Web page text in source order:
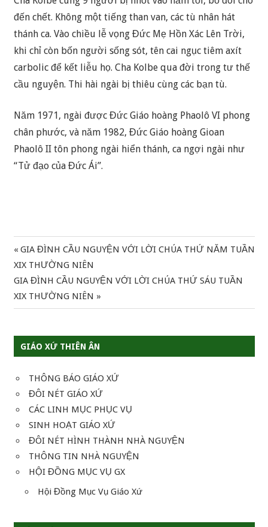
GIÁO XỨ THIÊN ÂN
THÔNG BÁO GIÁO XỨ
ĐÔI NÉT GIÁO XỨ
CÁC LINH MỤC PHỤC VỤ
SINH HOẠT GIÁO XỨ
ĐÔI NÉT HÌNH THÀNH NHÀ NGUYỆN
THÔNG TIN NHÀ NGUYỆN
HỘI ĐỒNG MỤC VỤ GX
Hội Đồng Mục Vụ Giáo Xứ
đến chết. Không một tiếng than van, các tù nhân hát
thánh ca. Vào chiều lễ vọng Đức Mẹ Hồn Xác Lên Trời,
khi chỉ còn bốn người sống sót, tên cai ngục tiêm axít
carbolic để kết liễu họ. Cha Kolbe qua đời trong tư thế
cầu nguyện. Thi hài ngài bị thiêu cùng các bạn tù.
Năm 1971, ngài được Đức Giáo hoàng Phaolô VI phong
chân phước, và năm 1982, Đức Giáo hoàng Gioan
Phaolô II tôn phong ngài hiển thánh, ca ngợi ngài như
“Tử đạo của Đức Ái”.
Điều
hướng
bài
Previous
Post:
GIA ĐÌNH CẦU NGUYỆN VỚI LỜI CHÚA THỨ NĂM TUẦN
XIX THƯỜNG NIÊN
Next
Post:
GIA ĐÌNH CẦU NGUYỆN VỚI LỜI CHÚA THỨ SÁU TUẦN
XIX THƯỜNG NIÊN